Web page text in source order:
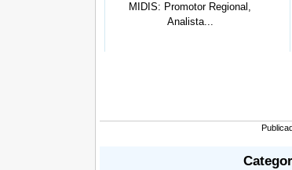
MIDIS: Promotor Regional,
Analista...